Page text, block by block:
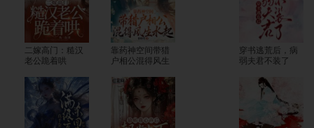
二嫁高门：糙汉
老公跪着哄
靠药神空间带猎
户相公混得风生
穿书逃荒后，病
弱夫君不装了